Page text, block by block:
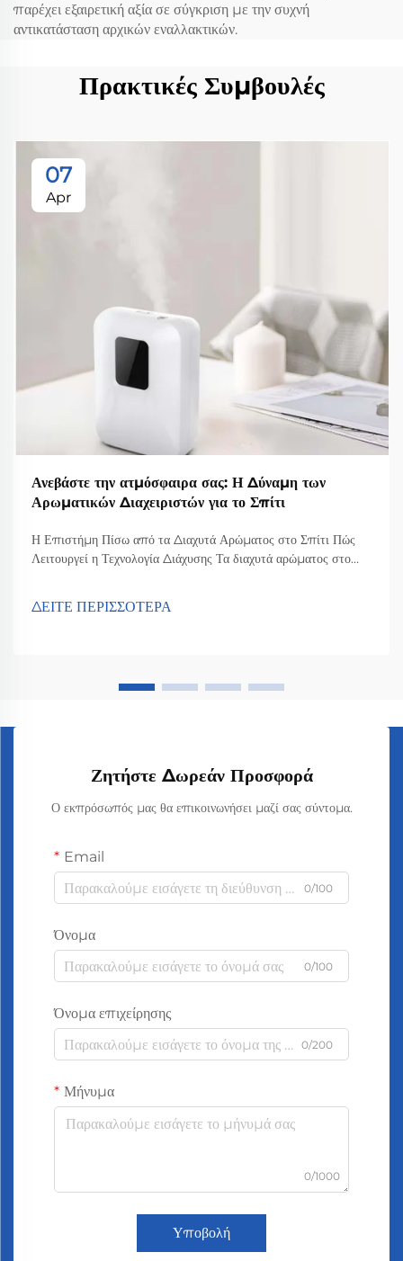
παρέχει εξαιρετική αξία σε σύγκριση με την συχνή
αντικατάσταση αρχικών εναλλακτικών.
Πρακτικές Συμβουλές
07
Apr
Ανεβάστε την ατμόσφαιρα σας: Η Δύναμη των
Αρωματικών Διαχειριστών για το Σπίτι
Η Επιστήμη Πίσω από τα Διαχυτά Αρώματος στο Σπίτι Πώς
Λειτουργεί η Τεχνολογία Διάχυσης Τα διαχυτά αρώματος στο
σε όλη την αίθουσα. Βασικά, αυτό που συμβαίνει είναι ότι τα
ΔΕΙΤΕ ΠΕΡΙΣΣΟΤΕΡΑ
Ζητήστε Δωρεάν Προσφορά
Ο εκπρόσωπός μας θα επικοινωνήσει μαζί σας σύντομα.
Email
0/100
Όνομα
0/100
Όνομα επιχείρησης
0/200
Μήνυμα
0/1000
Υποβολή